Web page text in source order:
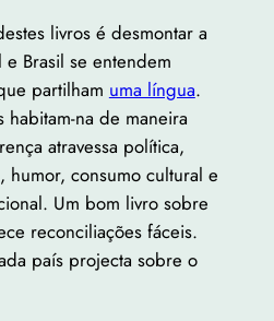
livros é desmontar a
Brasil se entendem
partilham uma língua.
habitam-na de maneira
atravessa política,
humor, consumo cultural e
Um bom livro sobre
reconciliações fáceis.
país projecta sobre o